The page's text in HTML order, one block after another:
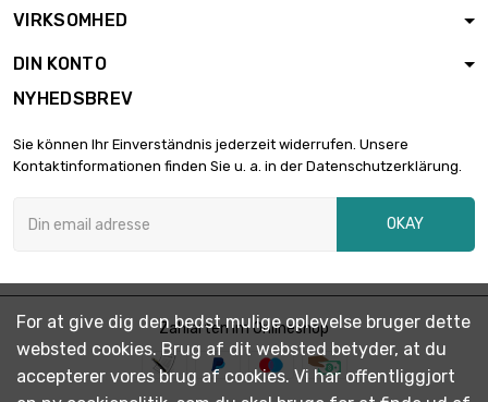
bredde : 25mm
længde : 0.5 Meter
Tykkelse / styrke :
0.55mm
1,51 €
bredde : 25mm
bredde : 30mm
Tykkelse / styrke :
0.55mm
1,81 € 
VIRKSOMHED
DIN KONTO
NYHEDSBREV
Sie können Ihr Einverständnis jederzeit widerrufen. Unsere
Kontaktinformationen finden Sie u. a. in der Datenschutzerklärung.
OKAY
Zahlarten im Onlineshop
For at give dig den bedst mulige oplevelse bruger dette
websted cookies. Brug af dit websted betyder, at du
accepterer vores brug af cookies. Vi har offentliggjort